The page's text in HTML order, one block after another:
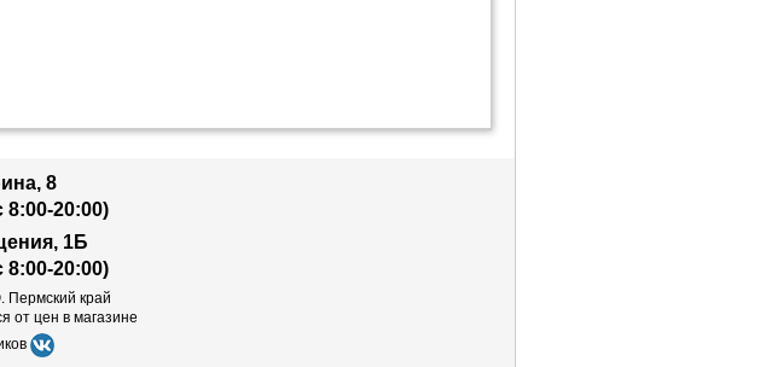
8
8:00-20:00)
1Б
8:00-20:00)
край
от цен в магазине